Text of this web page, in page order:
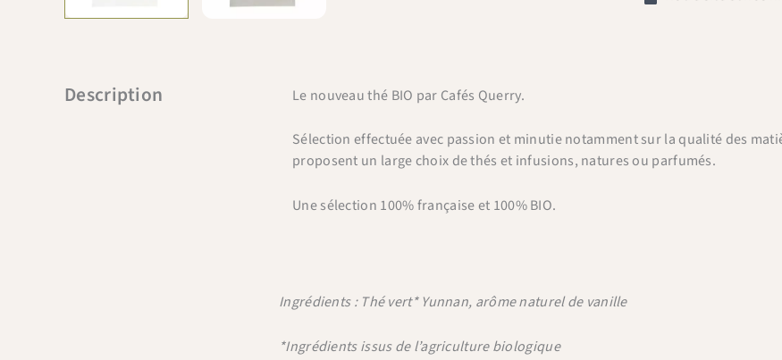
Description Le nouveau thé BIO par Cafés Querry.
Sélection effectuée avec passion et minutie notamment sur la qualité des
proposent un large choix de thés et infusions, natures ou parfumés.
Une sélection 100% française et 100% BIO.
Ingrédients : Thé vert* Yunnan, arôme naturel de vanille
*Ingrédients issus de l’agriculture biologique